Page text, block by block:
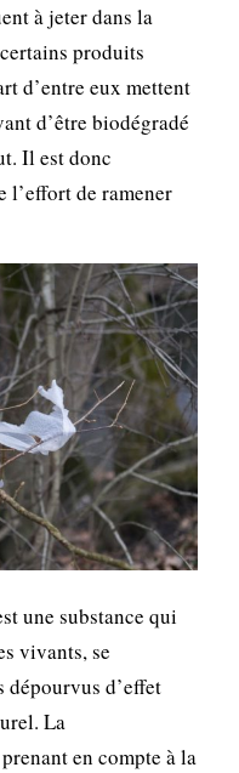
à jeter dans la
produits
d’entre eux mettent
d’être biodégradé
Il est donc
l’effort de ramener
une substance qui
vivants, se
dépourvus d’effet
La
en compte à la